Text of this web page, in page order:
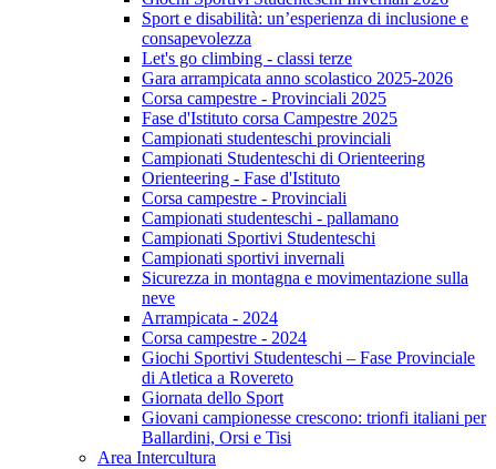
Sport e disabilità: un’esperienza di inclusione e
consapevolezza
Let's go climbing - classi terze
Gara arrampicata anno scolastico 2025-2026
Corsa campestre - Provinciali 2025
Fase d'Istituto corsa Campestre 2025
Campionati studenteschi provinciali
Campionati Studenteschi di Orienteering
Orienteering - Fase d'Istituto
Corsa campestre - Provinciali
Campionati studenteschi - pallamano
Campionati Sportivi Studenteschi
Campionati sportivi invernali
Sicurezza in montagna e movimentazione sulla
neve
Arrampicata - 2024
Corsa campestre - 2024
Giochi Sportivi Studenteschi – Fase Provinciale
di Atletica a Rovereto
Giornata dello Sport
Giovani campionesse crescono: trionfi italiani per
Ballardini, Orsi e Tisi
Area Intercultura